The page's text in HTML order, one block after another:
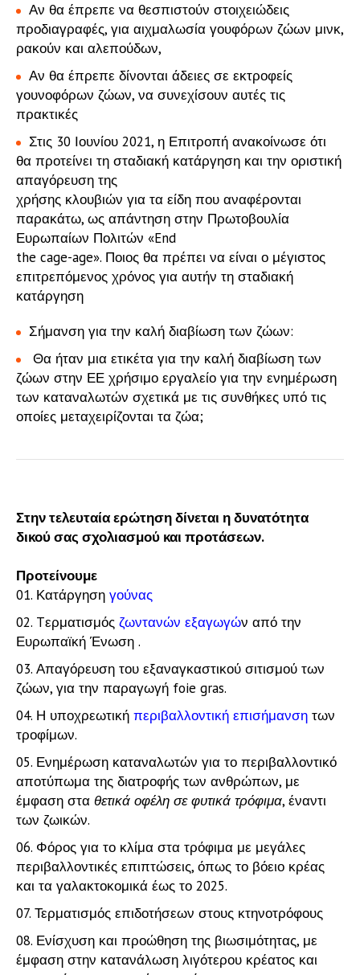
Αν θα έπρεπε να θεσπιστούν στοιχειώδεις
προδιαγραφές, για αιχμαλωσία γουφόρων ζώων μινκ,
ρακούν και αλεπούδων,
Αν θα έπρεπε δίνονται άδειες σε εκτροφείς
γουνοφόρων ζώων, να συνεχίσουν αυτές τις
πρακτικές
Στις 30 Ιουνίου 2021, η Επιτροπή ανακοίνωσε ότι
θα προτείνει τη σταδιακή κατάργηση και την οριστική
απαγόρευση της
χρήσης κλουβιών για τα είδη που αναφέρονται
παρακάτω, ως απάντηση στην Πρωτοβουλία
Ευρωπαίων Πολιτών «End
the cage-age». Ποιος θα πρέπει να είναι ο μέγιστος
επιτρεπόμενος χρόνος για αυτήν τη σταδιακή
κατάργηση
Σήμανση για την καλή διαβίωση των ζώων:
Θα ήταν μια ετικέτα για την καλή διαβίωση των
ζώων στην ΕΕ χρήσιμο εργαλείο για την ενημέρωση
των καταναλωτών σχετικά με τις συνθήκες υπό τις
οποίες μεταχειρίζονται τα ζώα;
Στην τελευταία ερώτηση δίνεται η δυνατότητα
δικού σας σχολιασμού και προτάσεων.
Προτείνουμε
Κατάργηση γούνας
Tερματισμός ζωντανών εξαγωγών από την
Ευρωπαϊκή Ένωση .
Απαγόρευση του εξαναγκαστικού σιτισμού των
ζώων, για την παραγωγή foie gras.
Η υποχρεωτική περιβαλλοντική επισήμανση των
τροφίμων.
Ενημέρωση καταναλωτών για το περιβαλλοντικό
αποτύπωμα της διατροφής των ανθρώπων, με
έμφαση στα θετικά οφέλη σε φυτικά τρόφιμα, έναντι
των ζωικών.
Φόρος για το κλίμα στα τρόφιμα με μεγάλες
περιβαλλοντικές επιπτώσεις, όπως το βόειο κρέας
και τα γαλακτοκομικά έως το 2025.
Τερματισμός επιδοτήσεων στους κτηνοτρόφους
Ενίσχυση και προώθηση της βιωσιμότητας, με
έμφαση στην κατανάλωση λιγότερου κρέατος και